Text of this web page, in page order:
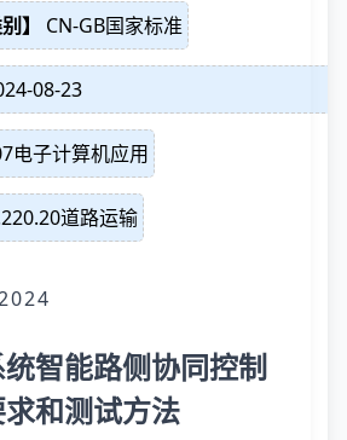
】 CN-GB国家标准
08-23
电子计算机应用
道路运输
智能路侧协同控制
和测试方法